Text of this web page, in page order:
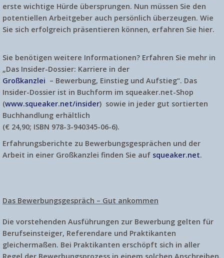
erste wichtige Hürde übersprungen. Nun müssen Sie den
potentiellen Arbeitgeber auch persönlich überzeugen. Wie
Sie sich erfolgreich präsentieren können, erfahren Sie hier.
Sie benötigen weitere Informationen? Erfahren Sie mehr in
„Das Insider-Dossier: Karriere in der
Großkanzlei – Bewerbung, Einstieg und Aufstieg“. Das
Insider-Dossier ist in Buchform im squeaker.net-Shop
(www.squeaker.net/insider) sowie in jeder gut sortierten
Buchhandlung erhältlich
(€ 24,90; ISBN 978-3-940345-06-6).
Erfahrungsberichte zu Bewerbungsgesprächen und der
Arbeit in einer Großkanzlei finden Sie auf squeaker.net.
Das Bewerbungsgespräch – Gut ankommen
Die vorstehenden Ausführungen zur Bewerbung gelten für
Berufseinsteiger, Referendare und Praktikanten
gleichermaßen. Bei Praktikanten erschöpft sich in aller